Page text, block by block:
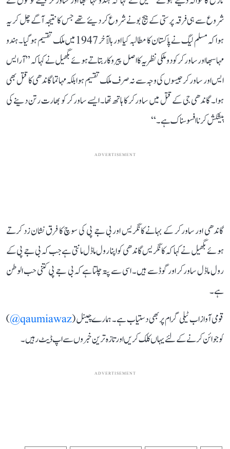
شروع سے ہی فرقہ پرستی کے بیج بونے شروع کر دیئے تھے جس کانتیجہ آگے چل کر یہ
ہوا کہ مسلم لیگ نے پاکستان کا مطالبہ کیا اور بالآخر 1947 میں ملک تقسیم ہو گیا۔ ہندو
مہاسبھا اور ساورکر کو دو ملکی نظریہ کا اصل پیروکار بتاتے ہوئے بگھیل نے کہا کہ ’’آر ایس
ایس اور ساورکر جیسوں کی وجہ سے نہ صرف ملک تقسیم ہوا بلکہ مہاتما گاندھی کا قتل بھی
ہوا۔ گاندھی جی کے قتل میں ساورکر کا ہاتھ تھا۔ ایسے ساورکر کو بھارت رتن دینے کی
پیشکش کرنا افسوسناک ہے۔‘‘
ADVERTISEMENT
گاندھی اور ساورکر کے بہانے کانگریس اور بی جے پی کی سوچ کا فرق نشان زد کرتے
ہوئے بگھیل نے کہا کہ کانگریس گاندھی کو اپنا رول ماڈل مانتی ہے جب کہ بی جے پی کے
رول ماڈل ساورکر اور گوڈسے ہیں۔ اسی سے پتہ چلتا ہے کہ بی جے پی کتنی حب الوطن
ہے۔
قومی آواز اب ٹیلی گرام پر بھی دستیاب ہے۔ ہمارے چینل (qaumiawaz@
)
کو جوائن کرنے کے لئے یہاں کلک کریں اور تازہ ترین خبروں سے اپ ڈیٹ رہیں۔
ADVERTISEMENT